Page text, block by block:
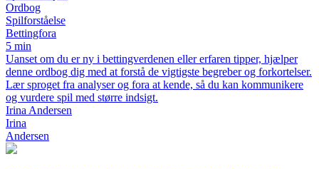
Ordbog
Spilforståelse
Bettingfora
5 min
Uanset om du er ny i bettingverdenen eller erfaren tipper, hjælper
denne ordbog dig med at forstå de vigtigste begreber og forkortelser.
Lær sproget fra analyser og fora at kende, så du kan kommunikere
og vurdere spil med større indsigt.
Irina Andersen
Irina
Andersen